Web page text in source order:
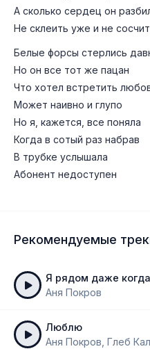
А сколько сердец он
Не склеить уже и не
Белые форсы стерлись
Но он все тот же пацан
Что хотел встретить
Может наивно и глупо
Но я, кажется, все поняла
Когда в сотый раз набрав
В трубке услышала
Абонент недоступен
Рекомендуемые
Аня Покров
Люблю
Аня Покров, Глеб